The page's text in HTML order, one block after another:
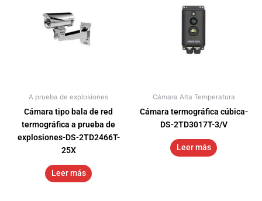
A prueba de explosiones
Cámara tipo bala de red
termográfica a prueba de
explosiones-DS-2TD2466T-
25X
Leer más
Cámara Alta Temperatura
Cámara termográfica cúbica-
DS-2TD3017T-3/V
Leer más